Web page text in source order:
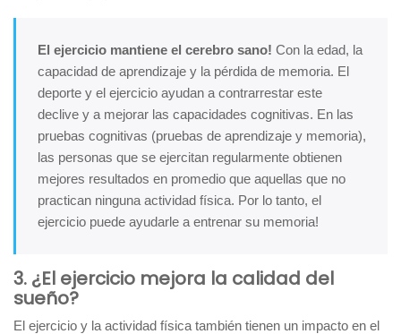
El ejercicio mantiene el cerebro sano! Con la edad, la
capacidad de aprendizaje y la pérdida de memoria. El
deporte y el ejercicio ayudan a contrarrestar este
declive y a mejorar las capacidades cognitivas. En las
pruebas cognitivas (pruebas de aprendizaje y memoria),
las personas que se ejercitan regularmente obtienen
mejores resultados en promedio que aquellas que no
practican ninguna actividad física. Por lo tanto, el
ejercicio puede ayudarle a entrenar su memoria!
3. ¿El ejercicio mejora la calidad del
sueño?
El ejercicio y la actividad física también tienen un impacto en el